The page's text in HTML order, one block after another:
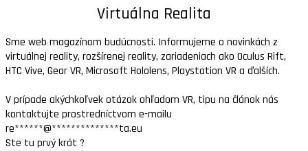
Virtuálna Realita
Sme web magazínom budúcnosti. Informujeme o novinkách z
virtuálnej reality, rozšírenej reality, zariadeniach ako Oculus Rift,
HTC Vive, Gear VR, Microsoft Hololens, Playstation VR a ďalších.
V prípade akýchkoľvek otázok ohľadom VR, tipu na článok nás
kontaktujte prostredníctvom e-mailu
re******@**************ta.eu
Ste tu prvý krát ?